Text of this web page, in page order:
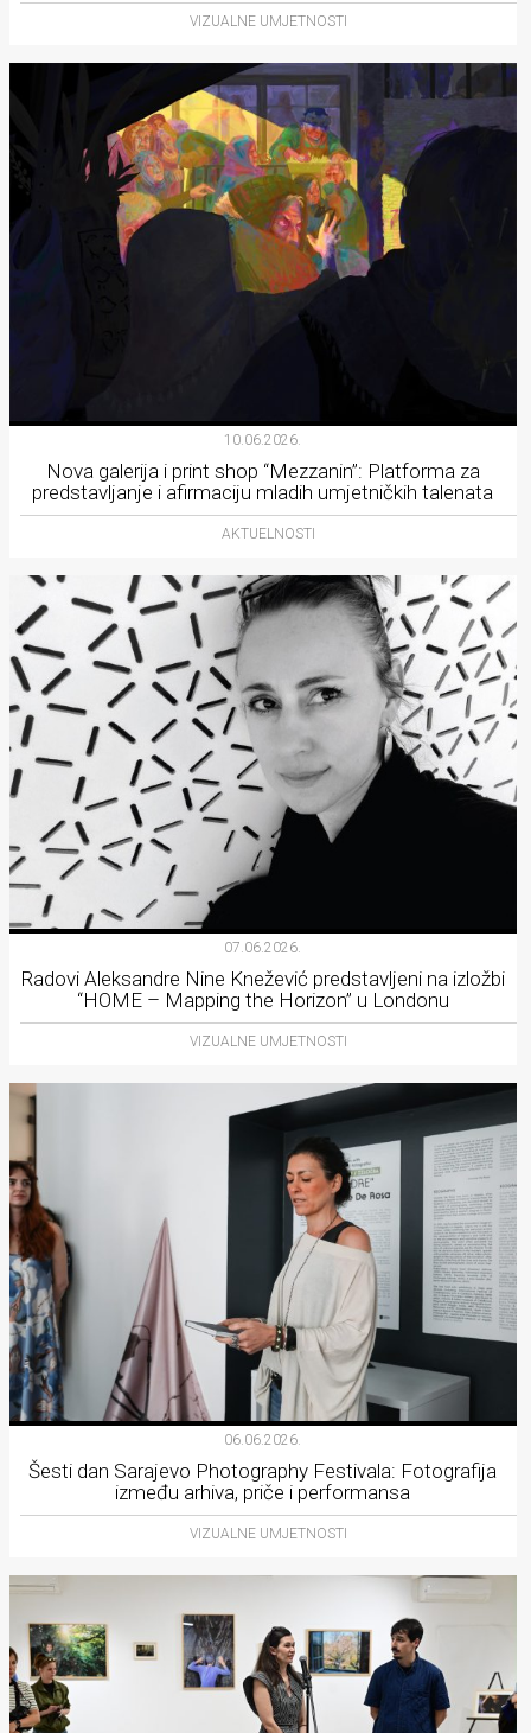
VIZUALNE UMJETNOSTI
10.06.2026.
Nova galerija i print shop “Mezzanin”: Platforma za
predstavljanje i afirmaciju mladih umjetničkih talenata
AKTUELNOSTI
07.06.2026.
Radovi Aleksandre Nine Knežević predstavljeni na izložbi
“HOME – Mapping the Horizon” u Londonu
VIZUALNE UMJETNOSTI
06.06.2026.
Šesti dan Sarajevo Photography Festivala: Fotografija
između arhiva, priče i performansa
VIZUALNE UMJETNOSTI